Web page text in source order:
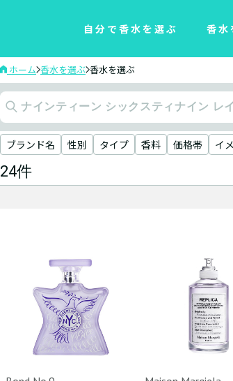
自分で香水を選ぶ 香水
ホーム 香水を選ぶ 香水を選ぶ
ブランド名 性別 タイプ 香料 価格帯 イ
24件